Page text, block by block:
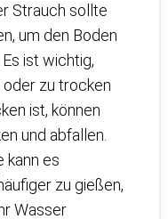
Strauch sollte
um den Boden
ist wichtig,
zu trocken
ist, können
und abfallen.
kann es
zu gießen,
Wasser